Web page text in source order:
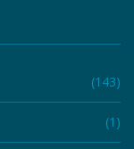
(143)
(1)